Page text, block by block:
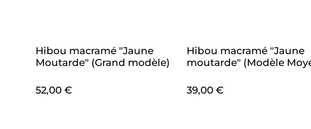
Hibou macramé "Jaune
Moutarde" (Grand modèle)
52,00 €
Hibou macramé "Jaune
moutarde" (Modèle
39,00 €